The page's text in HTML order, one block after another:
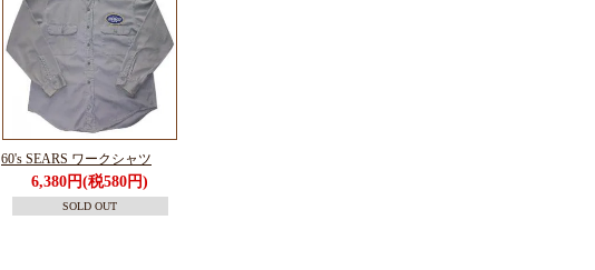
60's SEARS ワークシャツ
6,380円(税580円)
SOLD OUT